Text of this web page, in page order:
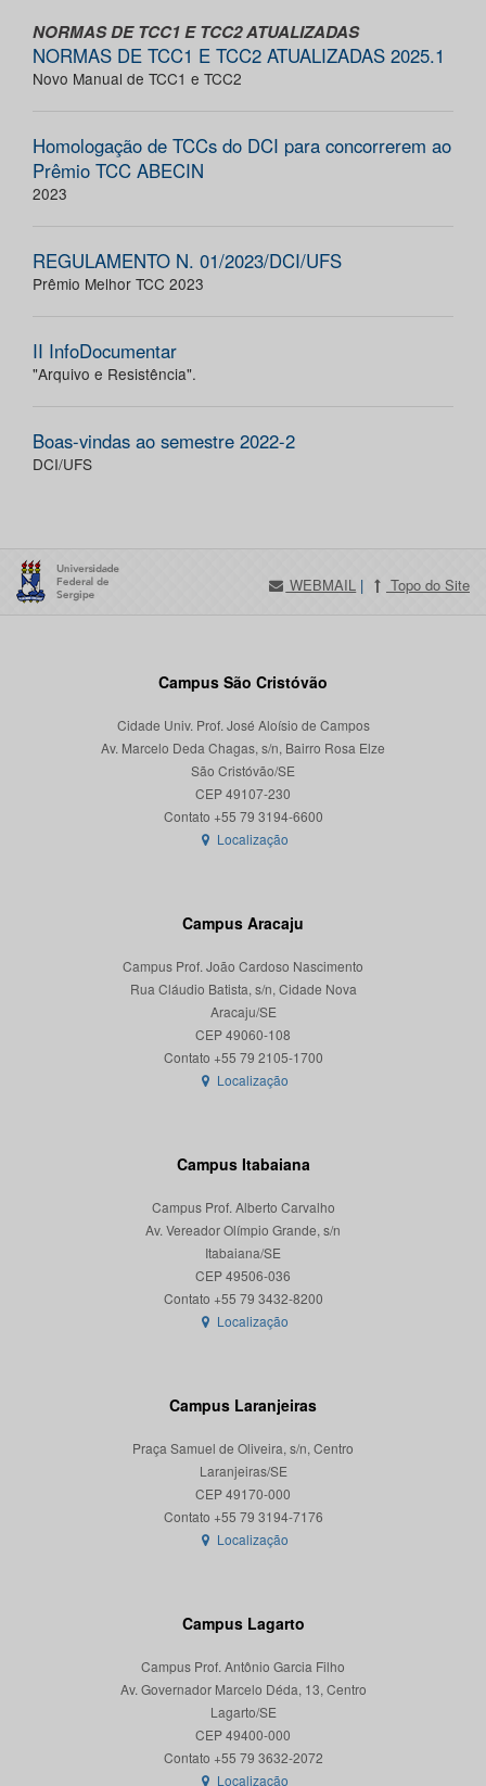
NORMAS DE TCC1 E TCC2 ATUALIZADAS
NORMAS DE TCC1 E TCC2 ATUALIZADAS 2025.1
Novo Manual de TCC1 e TCC2
Homologação de TCCs do DCI para concorrerem ao
Prêmio TCC ABECIN
2023
REGULAMENTO N. 01/2023/DCI/UFS
Prêmio Melhor TCC 2023
II InfoDocumentar
"Arquivo e Resistência".
Boas-vindas ao semestre 2022-2
DCI/UFS
WEBMAIL | Topo do Site
Campus São Cristóvão
Cidade Univ. Prof. José Aloísio de Campos
Av. Marcelo Deda Chagas, s/n, Bairro Rosa Elze
São Cristóvão/SE
CEP 49107-230
Localização
Campus Aracaju
Campus Prof. João Cardoso Nascimento
Rua Cláudio Batista, s/n, Cidade Nova
Aracaju/SE
CEP 49060-108
Localização
Campus Itabaiana
Campus Prof. Alberto Carvalho
Av. Vereador Olímpio Grande, s/n
Itabaiana/SE
CEP 49506-036
Localização
Campus Laranjeiras
Praça Samuel de Oliveira, s/n, Centro
Laranjeiras/SE
CEP 49170-000
Localização
Campus Lagarto
Campus Prof. Antônio Garcia Filho
Av. Governador Marcelo Déda, 13, Centro
Lagarto/SE
CEP 49400-000
Localização